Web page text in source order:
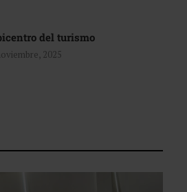
del turismo
2025